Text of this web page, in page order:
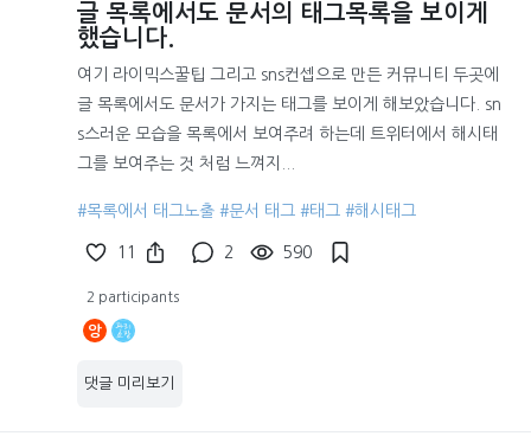
글 목록에서도 문서의 태그목록을 보이게
했습니다.
여기 라이믹스꿀팁 그리고 sns컨셉으로 만든 커뮤니티 두곳에
글 목록에서도 문서가 가지는 태그를 보이게 해보았습니다. sn
s스러운 모습을 목록에서 보여주려 하는데 트위터에서 해시태
그를 보여주는 것 처럼 느껴지...
#목록에서 태그노출 #문서 태그 #태그 #해시태그
11 2 590
2 participants
앙
댓글 미리보기